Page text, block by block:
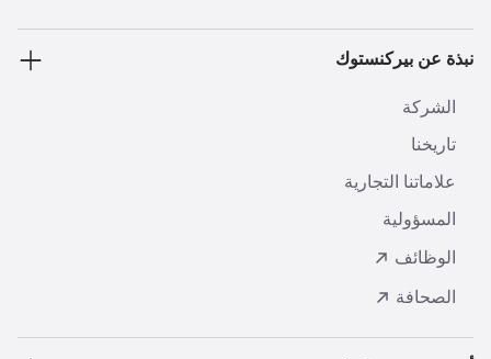
نبذة عن بيركنستوك
الشركة
تاريخنا
علاماتنا التجارية
المسؤولية
الوظائف
الصحافة